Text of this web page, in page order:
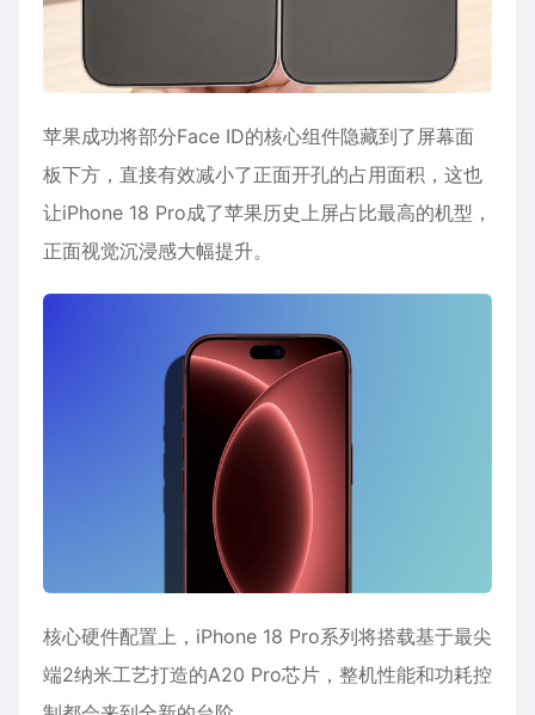
苹果成功将部分Face ID的核心组件隐藏到了屏幕面
板下方，直接有效减小了正面开孔的占用面积，这也
让iPhone 18 Pro成了苹果历史上屏占比最高的机型，
正面视觉沉浸感大幅提升。
核心硬件配置上，iPhone 18 Pro系列将搭载基于最尖
端2纳米工艺打造的A20 Pro芯片，整机性能和功耗控